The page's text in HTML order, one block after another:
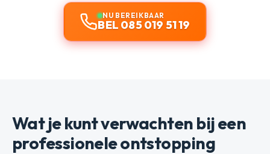
NU BEREIKBAAR
BEL 085 019 51 19
Wat je kunt verwachten bij een
professionele ontstopping